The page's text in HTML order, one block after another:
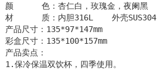
颜      色：杏仁白，玫瑰金，夜阑黑
材      质：内胆316L    外壳SUS304
产品尺寸：
彩盒尺寸：135*100*157mm
产品卖
1.保冷保温双饮杯，四季使用。